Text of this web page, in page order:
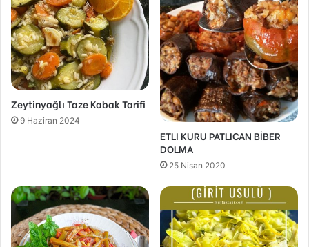
Zeytinyağlı Taze Kabak Tarifi
9 Haziran 2024
ETLI KURU PATLICAN BİBER
DOLMA
25 Nisan 2020